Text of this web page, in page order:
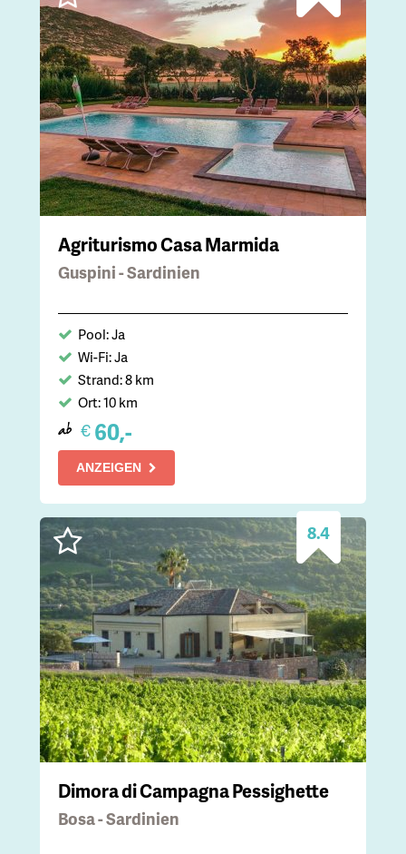
Agriturismo Casa Marmida
Guspini - Sardinien
Pool: Ja
Wi-Fi: Ja
Strand: 8 km
Ort: 10 km
ab € 60,-
ANZEIGEN
8.4
Dimora di Campagna Pessighette
Bosa - Sardinien